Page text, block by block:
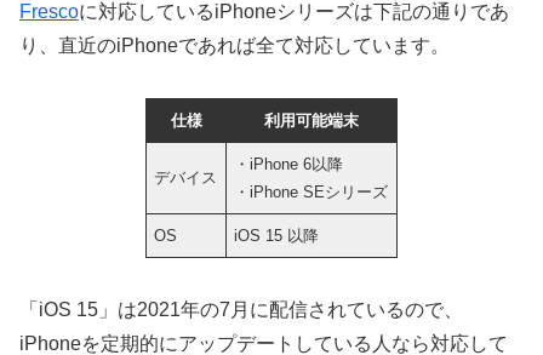
Frescoに対応しているiPhoneシリーズは下記の通りであ
り、直近のiPhoneであれば全て対応しています。
仕様 利用可能端末
デバイス
・iPhone 6以降
・iPhone SEシリーズ
OS iOS 15 以降
「iOS 15」は2021年の7月に配信されているので、
iPhoneを定期的にアップデートしている人なら対応して